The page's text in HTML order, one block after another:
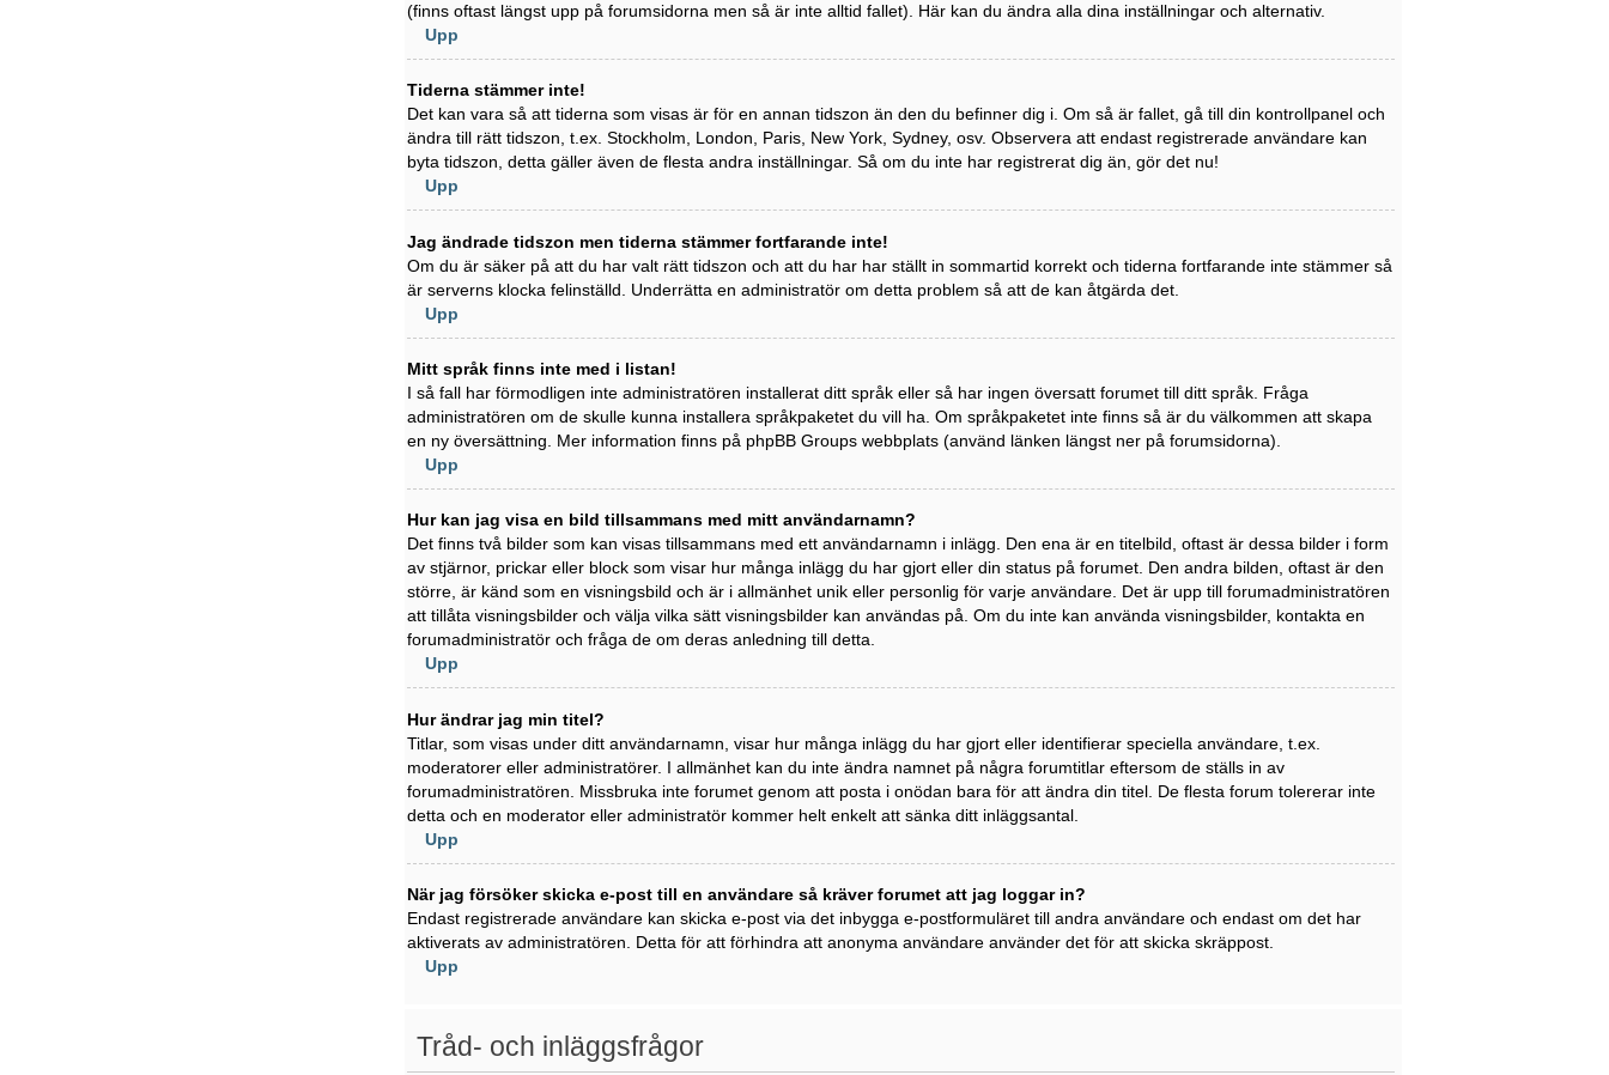
(finns oftast längst upp på forumsidorna men så är inte alltid fallet). Här kan du ändra alla dina inställningar och alternativ.
Upp
Tiderna stämmer inte!
Det kan vara så att tiderna som visas är för en annan tidszon än den du befinner dig i. Om så är fallet, gå till din kontrollpanel och
ändra till rätt tidszon, t.ex. Stockholm, London, Paris, New York, Sydney, osv. Observera att endast registrerade användare kan
byta tidszon, detta gäller även de flesta andra inställningar. Så om du inte har registrerat dig än, gör det nu!
Upp
Jag ändrade tidszon men tiderna stämmer fortfarande inte!
Om du är säker på att du har valt rätt tidszon och att du har har ställt in sommartid korrekt och tiderna fortfarande inte stämmer så
är serverns klocka felinställd. Underrätta en administratör om detta problem så att de kan åtgärda det.
Upp
Mitt språk finns inte med i listan!
I så fall har förmodligen inte administratören installerat ditt språk eller så har ingen översatt forumet till ditt språk. Fråga
administratören om de skulle kunna installera språkpaketet du vill ha. Om språkpaketet inte finns så är du välkommen att skapa
en ny översättning. Mer information finns på phpBB Groups webbplats (använd länken längst ner på forumsidorna).
Upp
Hur kan jag visa en bild tillsammans med mitt användarnamn?
Det finns två bilder som kan visas tillsammans med ett användarnamn i inlägg. Den ena är en titelbild, oftast är dessa bilder i form
av stjärnor, prickar eller block som visar hur många inlägg du har gjort eller din status på forumet. Den andra bilden, oftast är den
större, är känd som en visningsbild och är i allmänhet unik eller personlig för varje användare. Det är upp till forumadministratören
att tillåta visningsbilder och välja vilka sätt visningsbilder kan användas på. Om du inte kan använda visningsbilder, kontakta en
forumadministratör och fråga de om deras anledning till detta.
Upp
Hur ändrar jag min titel?
Titlar, som visas under ditt användarnamn, visar hur många inlägg du har gjort eller identifierar speciella användare, t.ex.
moderatorer eller administratörer. I allmänhet kan du inte ändra namnet på några forumtitlar eftersom de ställs in av
forumadministratören. Missbruka inte forumet genom att posta i onödan bara för att ändra din titel. De flesta forum tolererar inte
detta och en moderator eller administratör kommer helt enkelt att sänka ditt inläggsantal.
Upp
När jag försöker skicka e-post till en användare så kräver forumet att jag loggar in?
Endast registrerade användare kan skicka e-post via det inbygga e-postformuläret till andra användare och endast om det har
aktiverats av administratören. Detta för att förhindra att anonyma användare använder det för att skicka skräppost.
Upp
Tråd- och inläggsfrågor